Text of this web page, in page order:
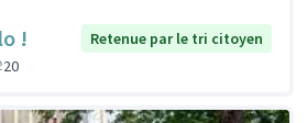
!
Retenue par le tri citoyen
20